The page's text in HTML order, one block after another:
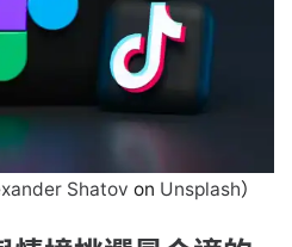
Shatov on Unsplash）